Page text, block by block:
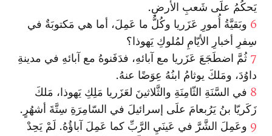
يَحكُمُ علَى شَعبِ الأرضِ.
6 وبَقيَّةُ أُمورِ عَزَريا وكُلُّ ما عَمِلَ، أما هي مَكتوبَةٌ في
سِفرِ أخبارِ الأيّامِ لمُلوكِ يَهوذا؟
7 ثُمَّ اضطَجَعَ عَزَريا مع آبائهِ، فدَفَنوهُ مع آبائهِ في مدينةِ
داوُدَ، ومَلكَ يوثامُ ابنُهُ عِوَضًا عنهُ.
8 في السَّنَةِ الثّامِنَةِ والثَّلاثينَ لعَزَريا مَلِكِ يَهوذا، مَلكَ
زَكَريّا بنُ يَرُبعامَ علَى إسرائيلَ في السّامِرَةِ سِتَّةَ أشهُرٍ.
9 وعَمِلَ الشَّرَّ في عَينَيِ الرَّبِّ كما عَمِلَ آباؤُهُ. لَمْ يَحِدْ